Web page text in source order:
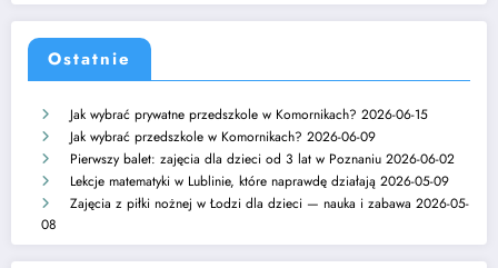
Ostatnie
Jak wybrać prywatne przedszkole w Komornikach? 2026-06-15
Jak wybrać przedszkole w Komornikach? 2026-06-09
Pierwszy balet: zajęcia dla dzieci od 3 lat w Poznaniu 2026-06-02
Lekcje matematyki w Lublinie, które naprawdę działają 2026-05-09
Zajęcia z piłki nożnej w Łodzi dla dzieci — nauka i zabawa 2026-05-
08